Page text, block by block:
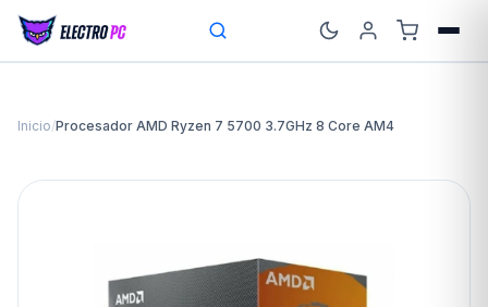
Inicio/Procesador AMD Ryzen 7 5700 3.7GHz 8 Core AM4